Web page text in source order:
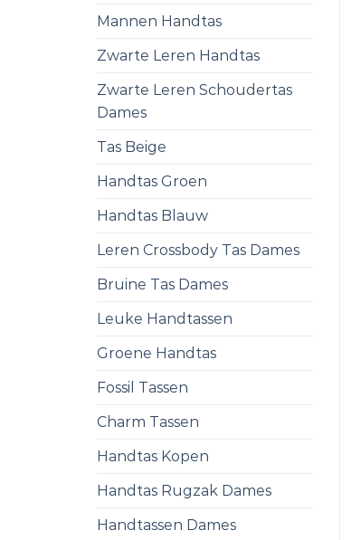
Mannen Handtas
Zwarte Leren Handtas
Zwarte Leren Schoudertas
Dames
Tas Beige
Handtas Groen
Handtas Blauw
Leren Crossbody Tas Dames
Bruine Tas Dames
Leuke Handtassen
Groene Handtas
Fossil Tassen
Charm Tassen
Handtas Kopen
Handtas Rugzak Dames
Handtassen Dames